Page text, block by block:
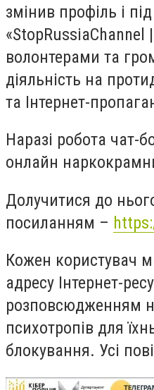
змінив профіль і
«StopRussiaChannel |
волонтерами та
діяльність на
та Інтернет-
Наразі робота чат-
онлайн
Долучитися до
посиланням –
Кожен користувач
адресу Інтернет-
розповсюдженням
психотропів для
блокування. Усі